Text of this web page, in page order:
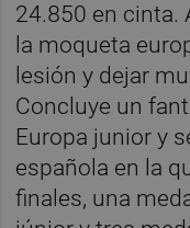
24.850 en cinta.
la moqueta
lesión y dejar
Concluye un
Europa junior y
española en la
finales, una